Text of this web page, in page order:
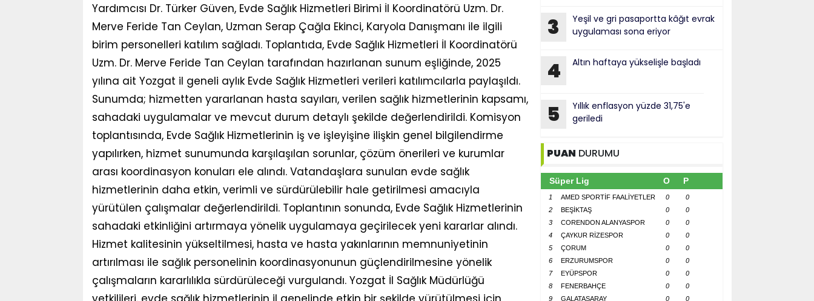
Yardımcısı Dr. Türker Güven, Evde Sağlık Hizmetleri Birimi İl Koordinatörü Uzm. Dr.
Merve Feride Tan Ceylan, Uzman Serap Çağla Ekinci, Karyola Danışmanı ile ilgili
birim personelleri katılım sağladı. Toplantıda, Evde Sağlık Hizmetleri İl Koordinatörü
Uzm. Dr. Merve Feride Tan Ceylan tarafından hazırlanan sunum eşliğinde, 2025
yılına ait Yozgat il geneli aylık Evde Sağlık Hizmetleri verileri katılımcılarla paylaşıldı.
Sunumda; hizmetten yararlanan hasta sayıları, verilen sağlık hizmetlerinin kapsamı,
sahadaki uygulamalar ve mevcut durum detaylı şekilde değerlendirildi. Komisyon
toplantısında, Evde Sağlık Hizmetlerinin iş ve işleyişine ilişkin genel bilgilendirme
yapılırken, hizmet sunumunda karşılaşılan sorunlar, çözüm önerileri ve kurumlar
arası koordinasyon konuları ele alındı. Vatandaşlara sunulan evde sağlık
hizmetlerinin daha etkin, verimli ve sürdürülebilir hale getirilmesi amacıyla
yürütülen çalışmalar değerlendirildi. Toplantının sonunda, Evde Sağlık Hizmetlerinin
sahadaki etkinliğini artırmaya yönelik uygulamaya geçirilecek yeni kararlar alındı.
Hizmet kalitesinin yükseltilmesi, hasta ve hasta yakınlarının memnuniyetinin
artırılması ile sağlık personelinin koordinasyonunun güçlendirilmesine yönelik
çalışmaların kararlılıkla sürdürüleceği vurgulandı. Yozgat İl Sağlık Müdürlüğü
3
Yeşil ve gri pasaportta kâğıt evrak
uygulaması sona eriyor
4 Altın haftaya yükselişle başladı
5
Yıllık enflasyon yüzde 31,75'e
geriledi
PUAN DURUMU
Süper Lig O P
1 AMED SPORTİF FAALİYETLER 0
0
2
BEŞİKTAŞ 0
0
3
CORENDON ALANYASPOR 0
0
4
ÇAYKUR RİZESPOR 0
0
5
ÇORUM 0
0
6
ERZURUMSPOR 0
0
7
EYÜPSPOR 0
0
8
FENERBAHÇE 0
0
9
GALATASARAY 0
0